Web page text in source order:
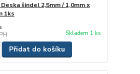
šindel 2,5mm / 1,0mm x
1ks
Skladem 1 ks
Přidat do košíku